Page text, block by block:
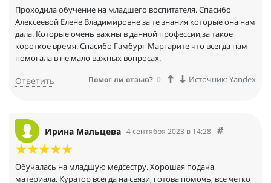
Проходила обучение на младшего воспитателя. Спасибо
Алексеевой Елене Владимировне за те знания которые она нам
дала. Которые очень важны в данной профессии,за такое
короткое время. Спасибо Гамбург Маргарите что всегда нам
помогала в не мало важных вопросах.
Ответить Помог ли отзыв? 0 Источник:Yandex
Ирина Мальцева 4 сентября 2023 в 14:28
Обучалась на младшую медсестру. Хорошая подача
материала. Куратор всегда на связи, готова помочь, все четко